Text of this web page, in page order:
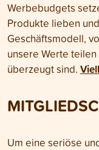
Werbebudgets
Produkte lieben
Geschäftsmodell,
unsere Werte
überzeugt sind.
Um eine seriöse